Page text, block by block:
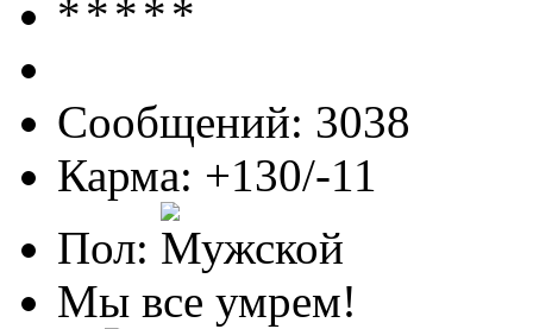
Сообщений: 3038
Карма: +130/-11
Пол:
Мы все умрем!